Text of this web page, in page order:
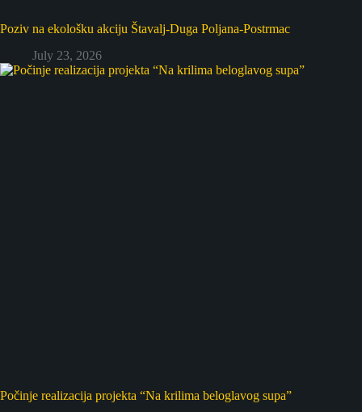
Poziv na ekološku akciju Štavalj-Duga Poljana-Postrmac
July 23, 2026
Počinje realizacija projekta “Na krilima beloglavog supa”